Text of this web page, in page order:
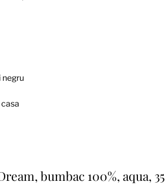
negru
bumbac 100%, aqua,